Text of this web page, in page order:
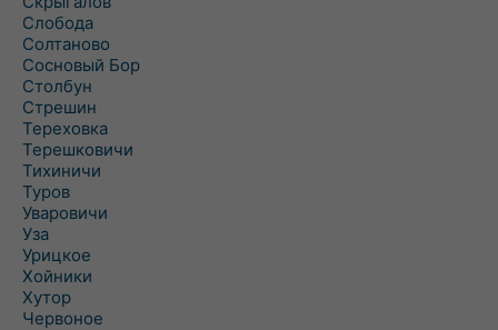
Слобода
Солтаново
Сосновый Бор
Столбун
Стрешин
Тереховка
Терешковичи
Тихиничи
Туров
Уваровичи
Уза
Урицкое
Хойники
Хутор
Червоное